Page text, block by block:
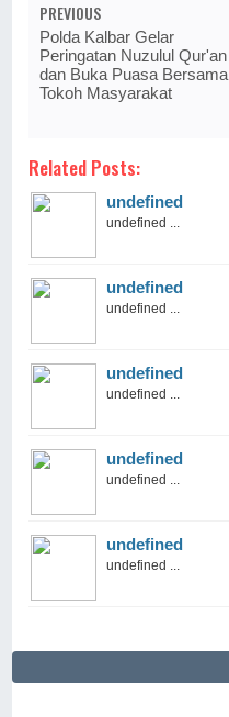
PREVIOUS
Polda Kalbar Gelar
Peringatan Nuzulul Qur'an
dan Buka Puasa Bersama
Tokoh Masyarakat
Related Posts:
undefined
undefined ...
undefined
undefined ...
undefined
undefined ...
undefined
undefined ...
undefined
undefined ...